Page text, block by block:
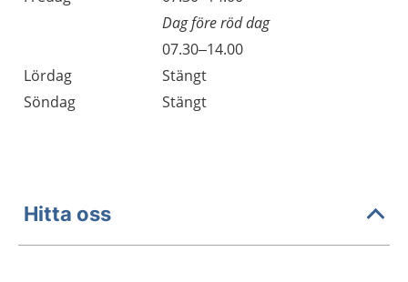
Dag före röd dag
07.30–14.00
Lördag
Stängt
Söndag
Stängt
Hitta oss